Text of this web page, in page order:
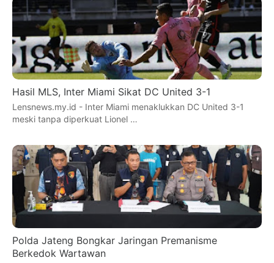
Hasil MLS, Inter Miami Sikat DC United 3-1
Lensnews.my.id - Inter Miami menaklukkan DC United 3-1
meski tanpa diperkuat Lionel …
Polda Jateng Bongkar Jaringan Premanisme
Berkedok Wartawan